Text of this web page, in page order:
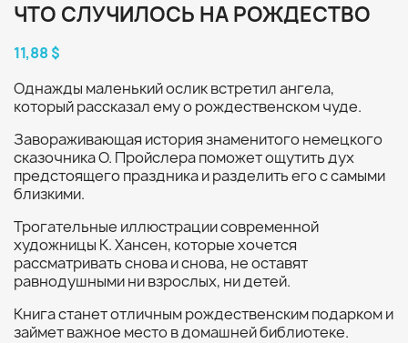
ЧТО СЛУЧИЛОСЬ НА РОЖДЕСТВО
11,88 $
Однажды маленький ослик встретил ангела,
который рассказал ему о рождественском чуде.
Завораживающая история знаменитого немецкого
сказочника О. Пройслера поможет ощутить дух
предстоящего праздника и разделить его с самыми
близкими.
Трогательные иллюстрации современной
художницы К. Хансен, которые хочется
рассматривать снова и снова, не оставят
равнодушными ни взрослых, ни детей.
Книга станет отличным рождественским подарком и
займет важное место в домашней библиотеке.